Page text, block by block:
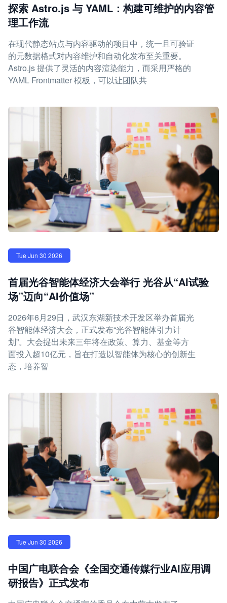
探索 Astro.js 与 YAML：构建可维护的内容管
理工作流
在现代静态站点与内容驱动的项目中，统一且可验证
的元数据格式对内容维护和自动化发布至关重要。
Astro.js 提供了灵活的内容渲染能力，而采用严格的
YAML Frontmatter 模板，可以让团队共
Tue Jun 30 2026
首届光谷智能体经济大会举行 光谷从“AI试验
场”迈向“AI价值场”
2026年6月29日，武汉东湖新技术开发区举办首届光
谷智能体经济大会，正式发布“光谷智能体引力计
划”。大会提出未来三年将在政策、算力、基金等方
面投入超10亿元，旨在打造以智能体为核心的创新生
态，培养智
Tue Jun 30 2026
中国广电联合会《全国交通传媒行业AI应用调
研报告》正式发布